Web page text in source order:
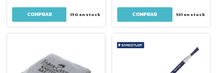
150en stock COMPRAR 531 en stock